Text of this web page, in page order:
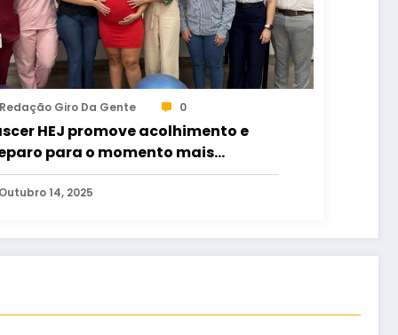
Giro Da Gente 0
HEJ promove acolhimento e
para o momento mais
da maternidade
14, 2025